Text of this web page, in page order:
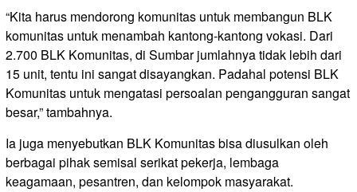
“Kita harus mendorong komunitas untuk membangun BLK
komunitas untuk menambah kantong-kantong vokasi. Dari
2.700 BLK Komunitas, di Sumbar jumlahnya tidak lebih dari
15 unit, tentu ini sangat disayangkan. Padahal potensi BLK
Komunitas untuk mengatasi persoalan pengangguran sangat
besar,” tambahnya.
Ia juga menyebutkan BLK Komunitas bisa diusulkan oleh
berbagai pihak semisal serikat pekerja, lembaga
keagamaan, pesantren, dan kelompok masyarakat.